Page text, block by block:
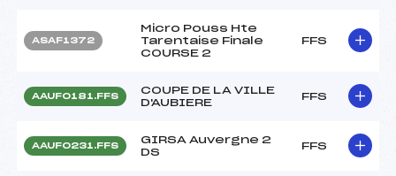
ASAF1372
Micro Pouss Hte
Tarentaise Finale
COURSE 2
FFS
AAUF0181.FFS
COUPE DE LA VILLE
D'AUBIERE
FFS
AAUF0231.FFS
GIRSA Auvergne 2
DS
FFS